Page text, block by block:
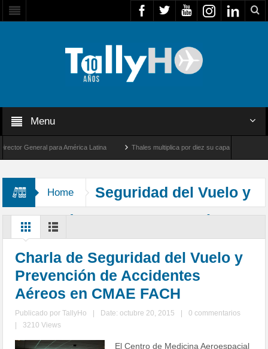
Menu
General para América Latina Thales multiplica por diez su capacidad de
Home
Seguridad del Vuelo y
Prevención de Accidentes Aéreos
Charla de Seguridad del Vuelo y
Prevención de Accidentes
Aéreos en CMAE FACH
Publicado porTallyHo Date: octubre 20, 2015
0 commentarios
3210 Views
El Centro de Medicina Aeroespacial